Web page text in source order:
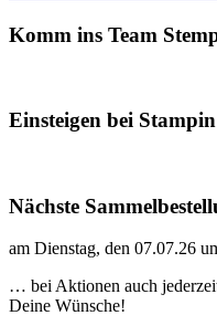
Komm ins Team
Einsteigen bei
Nächste
am Dienstag, den 07.07.26
… bei Aktionen auch
Deine Wünsche!